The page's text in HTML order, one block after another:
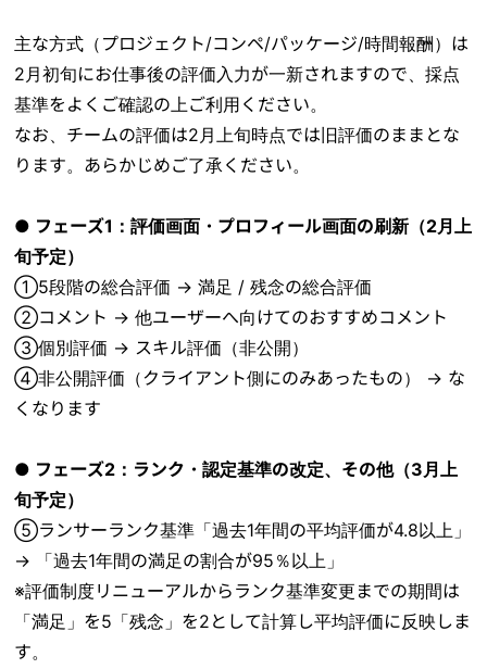
主な方式（プロジェクト/コンペ/パッケージ/時間報酬）は
2月初旬にお仕事後の評価入力が一新されますので、採点
基準をよくご確認の上ご利用ください。
なお、チームの評価は2月上旬時点では旧評価のままとな
ります。あらかじめご了承ください。
● フェーズ1：評価画面・プロフィール画面の刷新（2月上
旬予定）
①5段階の総合評価 → 満足 / 残念の総合評価
②コメント → 他ユーザーへ向けてのおすすめコメント
③個別評価 → スキル評価（非公開）
④非公開評価（クライアント側にのみあったもの） → な
くなります
● フェーズ2：ランク・認定基準の改定、その他（3月上
旬予定）
⑤ランサーランク基準「過去1年間の平均評価が4.8以上」
→ 「過去1年間の満足の割合が95％以上」
※評価制度リニューアルからランク基準変更までの期間は
「満足」を5「残念」を2として計算し平均評価に反映しま
す。